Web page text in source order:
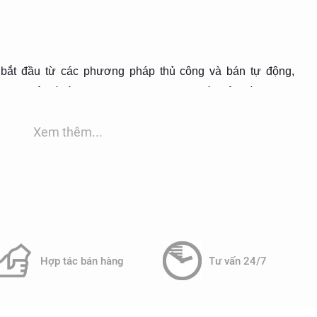
đầu từ các phương pháp thủ công và bán tự động,
đã làm cho việc quan trắc trở nên chính xác và đáng tin
vệ môi trường không khí.
Các hệ thống này cung cấp dữ liệu theo thời gian thực,
Xem thêm...
Hợp tác bán hàng Tư vấn 24/7